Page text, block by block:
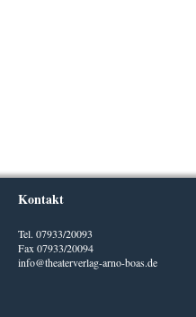
Kontakt
Tel. 07933/20093
Fax 07933/20094
info@theaterverlag-arno-boas.de